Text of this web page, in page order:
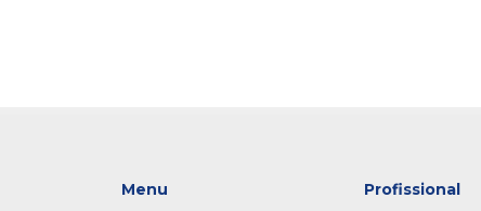
Menu Profissional